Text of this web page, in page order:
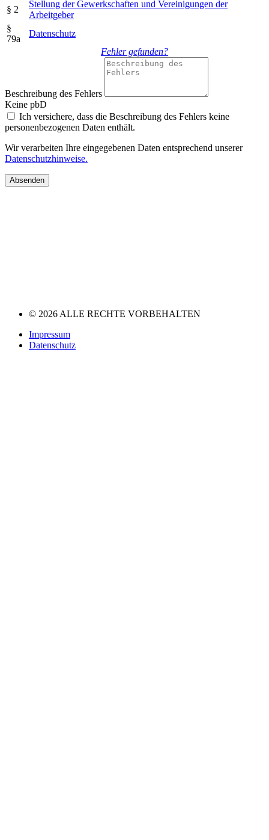
§ 2
Stellung der Gewerkschaften und Vereinigungen der
Arbeitgeber
§
79a
Datenschutz
Fehler gefunden?
Beschreibung des Fehlers
Keine pbD
Ich versichere, dass die Beschreibung des Fehlers keine
personenbezogenen Daten enthält.
Wir verarbeiten Ihre eingegebenen Daten entsprechend unserer
Datenschutzhinweise.
Absenden
© 2026 ALLE RECHTE VORBEHALTEN
Impressum
Datenschutz